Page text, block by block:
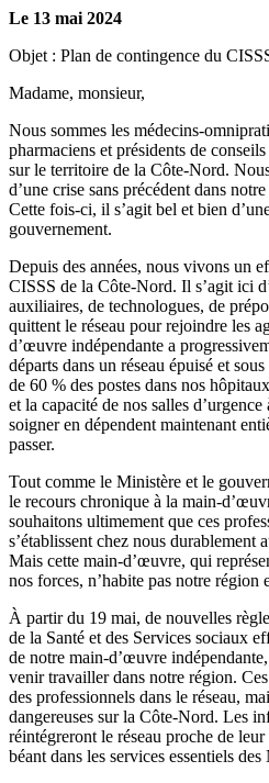
Le 13 mai 2024
Objet : Plan de contingence du
Madame, monsieur,
Nous sommes les médecins-
pharmaciens et présidents de
sur le territoire de la Côte-Nord.
d’une crise sans précédent dans
Cette fois-ci, il s’agit bel et bien
gouvernement.
Depuis des années, nous vivons un
CISSS de la Côte-Nord. Il s’agit ici
auxiliaires, de technologues, de
quittent le réseau pour rejoindre les
d’œuvre indépendante a
départs dans un réseau épuisé et
de 60 % des postes dans nos
et la capacité de nos salles
soigner en dépendent maintenant
passer.
Tout comme le Ministère et le
le recours chronique à la main-
souhaitons ultimement que ces
s’établissent chez nous durablement
Mais cette main-d’œuvre, qui
nos forces, n’habite pas notre région
À partir du 19 mai, de nouvelles
de la Santé et des Services sociaux
de notre main-d’œuvre
venir travailler dans notre région.
des professionnels dans le réseau,
dangereuses sur la Côte-Nord. Les
réintégreront le réseau proche de
béant dans les services essentiels